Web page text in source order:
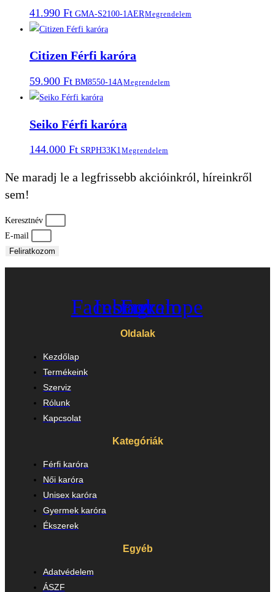
41.990 Ft GMA-S2100-1AERMegrendelem
Citizen Férfi karóra
59.900 Ft BM8550-14AMegrendelem
Seiko Férfi karóra
144.000 Ft SRPH33K1Megrendelem
Ne maradj le a legfrissebb akcióinkról, híreinkről
sem!
Keresztnév
E-mail
Feliratkozom
Facebook
Instagram
Envelope
Oldalak
Kezdőlap
Termékeink
Szerviz
Rólunk
Kapcsolat
Kategóriák
Férfi karóra
Női karóra
Unisex karóra
Gyermek karóra
Ékszerek
Egyéb
Adatvédelem
ÁSZF